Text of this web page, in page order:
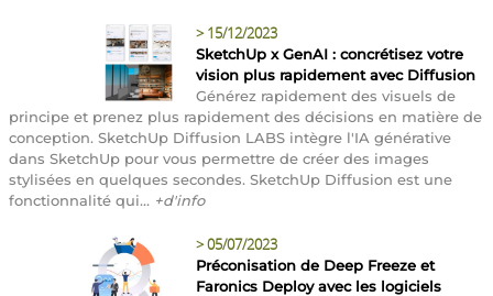
> 15/12/2023
SketchUp x GenAI : concrétisez votre
vision plus rapidement avec Diffusion
Générez rapidement des visuels de
principe et prenez plus rapidement des décisions en matière de
conception. SketchUp Diffusion LABS intègre l'IA générative
dans SketchUp pour vous permettre de créer des images
stylisées en quelques secondes. SketchUp Diffusion est une
fonctionnalité qui... +d'info
>05/07/2023
Préconisation de Deep Freeze et
Faronics Deploy avec les logiciels